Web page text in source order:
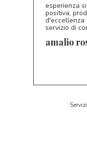
esperienza
positiva,
d'eccellenza
servizio di
amalio